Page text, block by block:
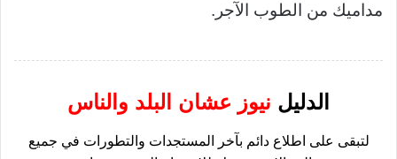
مداميك من الطوب الآجر.
الدليل نيوز عشان البلد والناس
لتبقى على اطلاع دائم بآخر المستجدات والتطورات في جميع